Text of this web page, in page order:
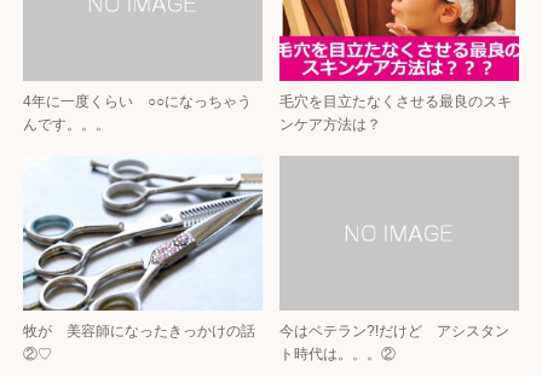
4年に一度くらい ○○になっちゃう
んです。。。
毛穴を目立たなくさせる最良のスキ
ンケア方法は？
牧が 美容師になったきっかけの話
②♡
今はベテラン?!だけど アシスタン
ト時代は。。。②